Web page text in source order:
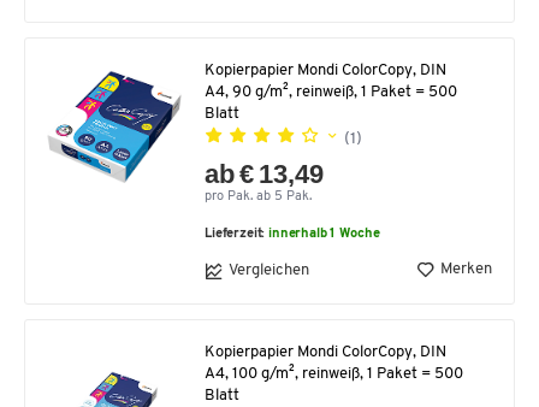
Kopierpapier Mondi ColorCopy, DIN
A4, 90 g/m², reinweiß, 1 Paket = 500
Blatt
(1)
ab € 13,49
pro Pak. ab 5 Pak.
Lieferzeit:innerhalb 1 Woche
Vergleichen Merken
Kopierpapier Mondi ColorCopy, DIN
A4, 100 g/m², reinweiß, 1 Paket = 500
Blatt